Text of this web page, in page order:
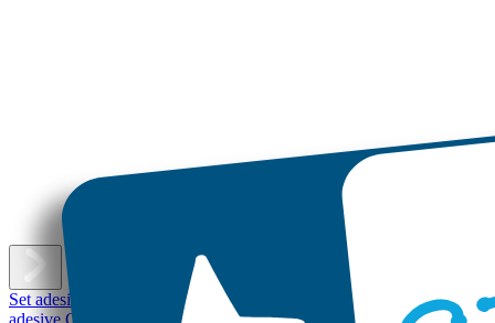
Set adesivi con nome Etichette adesive piccole Etichette adesive
adesive Grandi
Etichette per scarpe